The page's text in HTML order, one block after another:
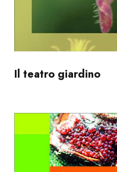
Il teatro giardino